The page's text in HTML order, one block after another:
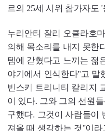
르의 25세 시위 참가자도
누리안티 잘리 오클라호
의해 목소리를 내지 못한
템에 갇혔다고 느끼는 젊
야기에서 인식한다"고 말
빈스키 트리니티 칼리지
이 있다. 그와 그의 선원
구했다. 그것이 사람들이
져올 때 생각하는 것"이라